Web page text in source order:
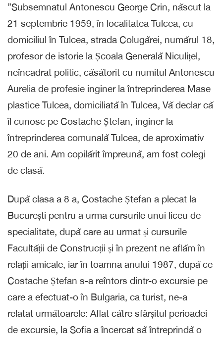
”Subsemnatul Antonescu George Crin, născut la
21 septembrie 1959, în localitatea Tulcea, cu
domiciliul în Tulcea, strada Colugărei, numărul 18,
profesor de istorie la Școala Generală Niculițel,
neîncadrat politic, căsătorit cu numitul Antonescu
Aurelia de profesie inginer la întreprinderea Mase
plastice Tulcea, domiciliată în Tulcea, Vă declar că
îl cunosc pe Costache Ștefan, inginer la
întreprinderea comunală Tulcea, de aproximativ
20 de ani. Am copilărit împreună, am fost colegi
de clasă.
După clasa a 8 a, Costache Ștefan a plecat la
București pentru a urma cursurile unui liceu de
specialitate, după care au urmat și cursurile
Facultății de Construcții și în prezent ne aflăm în
relații amicale, iar în toamna anului 1987, după ce
Costache Ștefan s-a reîntors dintr-o excursie pe
care a efectuat-o în Bulgaria, ca turist, ne-a
relatat următoarele: Aflat către sfârșitul perioadei
de excursie, la Sofia a încercat să întreprindă o